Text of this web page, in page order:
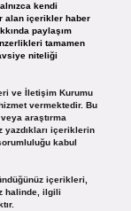
kendi
alan içerikler haber
paylaşım
tamamen
niteliği
ve İletişim Kurumu
vermektedir. Bu
araştırma
yazdıkları içeriklerin
kabul
içerikleri,
halinde, ilgili